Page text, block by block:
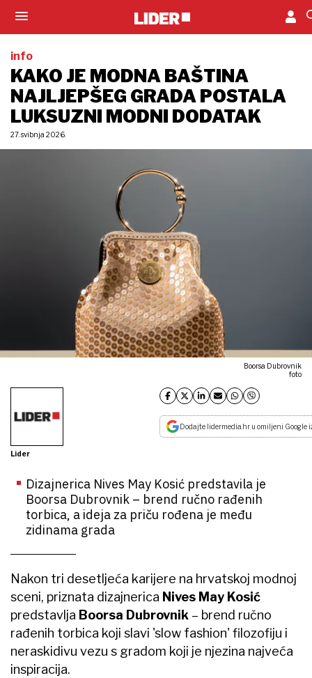
info
KAKO JE MODNA BAŠTINA
NAJLJEPŠEG GRADA POSTALA
LUKSUZNI MODNI DODATAK
27. svibnja 2026.
Boorsa Dubrovnik
foto
Lider
Dodajte lidermedia.hr u omiljeni Google
Dizajnerica Nives May Kosić predstavila je
Boorsa Dubrovnik – brend ručno rađenih
torbica, a ideja za priču rođena je među
zidinama grada
Nakon tri desetljeća karijere na hrvatskoj modnoj
sceni, priznata dizajnerica Nives May Kosić
predstavlja Boorsa Dubrovnik – brend ručno
rađenih torbica koji slavi 'slow fashion' filozofiju i
neraskidivu vezu s gradom koji je njezina najveća
inspiracija.